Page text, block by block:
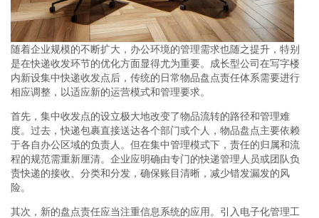
随着企业规模的不断扩大，办公环境的管理需求也随之提升，特别
是在快递收发环节的优化方面显得尤为重要。成长型公司在写字楼
内新设集中快递收发点后，传统的日常物品盘点责任体系需要进行
相应调整，以适应新的运营模式和管理要求。
首先，集中收发点的设立极大地改变了物品流转的路径和管理难
度。过去，快递包裹直接送达各个部门或个人，物品盘点主要依赖
于各自办公区域的负责人。但在集中管理模式下，责任的归属和流
程的规范需重新厘清。企业应明确由专门的快递管理人员或团队负
责快递的接收、分类和分发，确保账目清晰，减少错发漏发的风
险。
其次，新的盘点责任应当注重信息系统的应用。引入电子化管理工